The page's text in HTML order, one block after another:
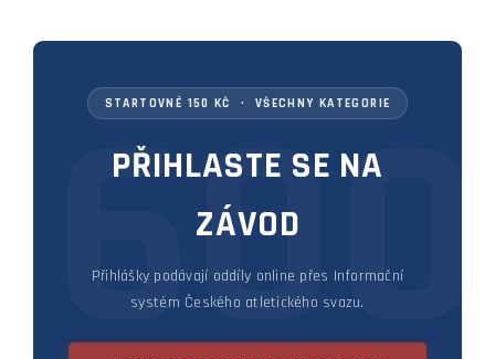
STARTOVNÉ 150 KČ · VŠECHNY KATEGORIE
PŘIHLASTE SE NA
ZÁVOD
Přihlášky podávají oddíly online přes Informační
systém Českého atletického svazu.